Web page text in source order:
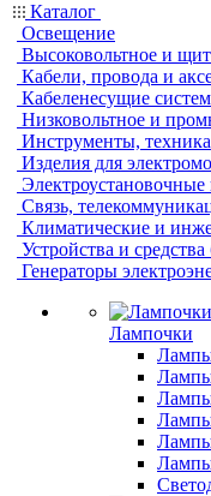
Каталог
Освещение
Высоковольтное и
Кабели, провода и
Кабеленесущие
Низковольтное и
Инструменты, техника
Изделия для
Электроустановочные
Связь,
Климатические и
Устройства и средства
Генераторы
Лампочки
Лампы
Лампы